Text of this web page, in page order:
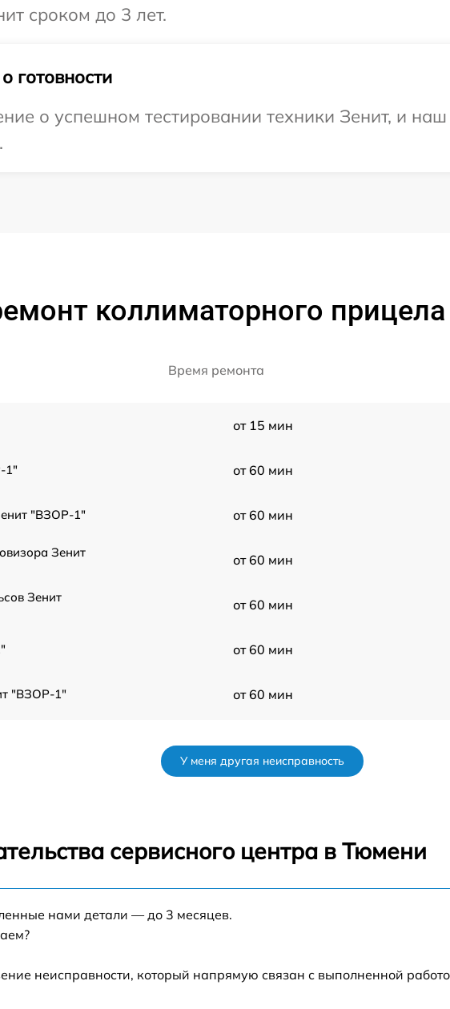
сроком до 3 лет.
готовности
о успешном тестировании техники Зенит, и наш
коллиматорного
Время ремонта
от 15 мин
1" от 60 мин
"ВЗОР-1" от 60 мин
Зенит
от 60 мин
Зенит
от 60 мин
от 60 мин
"ВЗОР-1" от 60 мин
У меня другая неисправность
сервисного центра в Тюмени
нами детали — до 3 месяцев.
неисправности, который напрямую связан с выполненной